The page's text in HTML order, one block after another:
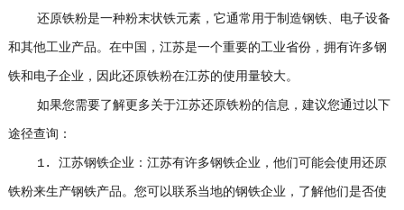
还原铁粉是一种粉末状铁元素，它通常用于制造钢铁、电子设备
和其他工业产品。在中国，江苏是一个重要的工业省份，拥有许多钢
铁和电子企业，因此还原铁粉在江苏的使用量较大。
如果您需要了解更多关于江苏还原铁粉的信息，建议您通过以下
途径查询：
1. 江苏钢铁企业：江苏有许多钢铁企业，他们可能会使用还原
铁粉来生产钢铁产品。您可以联系当地的钢铁企业，了解他们是否使